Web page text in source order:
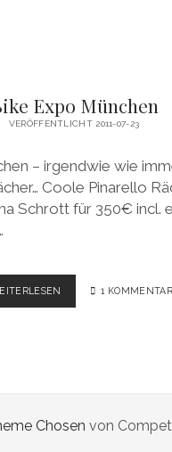
Expo München
VERÖFFENTLICHT 2011-07-23
– irgendwie wie
Coole Pinarello
Schrott für 350€ incl.
EXPO
1 KOMMENTAR
Chosen von